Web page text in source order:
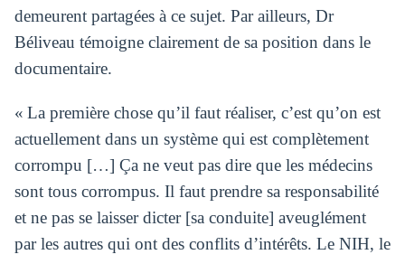
demeurent partagées à ce sujet. Par ailleurs, Dr
Béliveau témoigne clairement de sa position dans le
documentaire.
« La première chose qu’il faut réaliser, c’est qu’on est
actuellement dans un système qui est complètement
corrompu […] Ça ne veut pas dire que les médecins
sont tous corrompus. Il faut prendre sa responsabilité
et ne pas se laisser dicter [sa conduite] aveuglément
par les autres qui ont des conflits d’intérêts. Le NIH, le